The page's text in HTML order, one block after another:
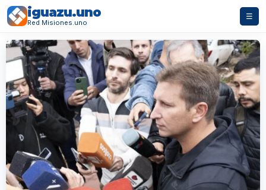
iguazu.uno
Red Misiones.uno
☰